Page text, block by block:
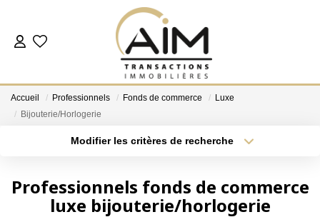
ACHETER
Les Agences
Notre Équipe
Accueil Professionnels Fonds de commerce
Luxe
Bijouterie/Horlogerie
Modifier les critères de recherche
Surface min Budget max
Professionnels fonds de commerce
luxe bijouterie/horlogerie